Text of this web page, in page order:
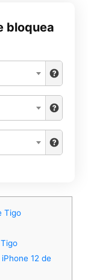
bloquea
Tigo
12 de